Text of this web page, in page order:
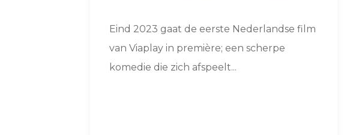
Eind 2023 gaat de eerste Nederlandse film
van Viaplay in première; een scherpe
komedie die zich afspeelt...